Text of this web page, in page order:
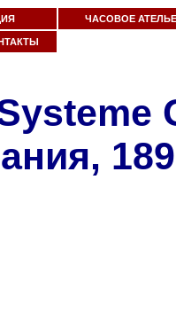
ЧАСОВОЕ АТЕЛЬЕ